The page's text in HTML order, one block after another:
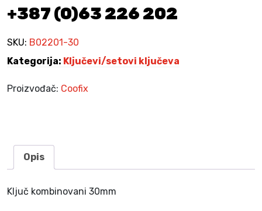
n
3
m
i
a
+387 (0)63 226 202
SKU: B02201-30
Kategorija: Ključevi/setovi ključeva
Proizvođač: Coofix
Opis
Ključ kombinovani 30mm